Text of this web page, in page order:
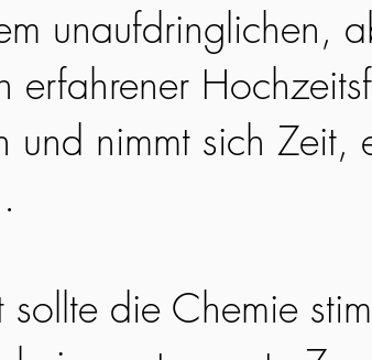
unaufdringlichen,
erfahrener
und nimmt sich Zeit,
die Chemie